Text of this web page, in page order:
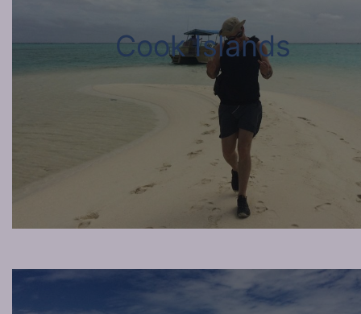
Cook Islands